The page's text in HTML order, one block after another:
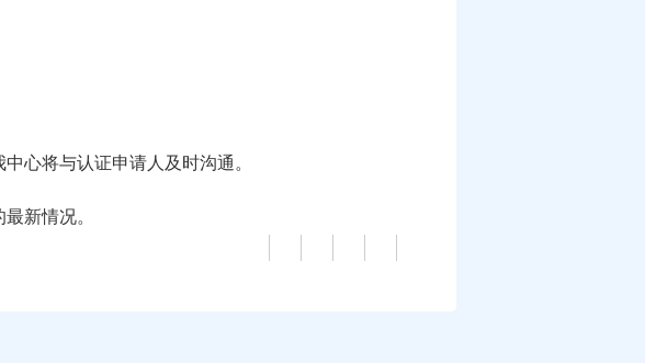
心将与认证申请人及时沟通。
新情况。